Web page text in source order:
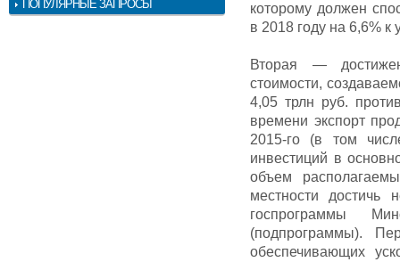
ПОПУЛЯРНЫЕ ЗАПРОСЫ
которому должен
в 2018 году на 6,6%
Вторая —
стоимости,
4,05 трлн руб.
времени экспорт
2015-го (в том
инвестиций в
объем
местности
госпрограммы
(подпрограммы).
обеспечивающих